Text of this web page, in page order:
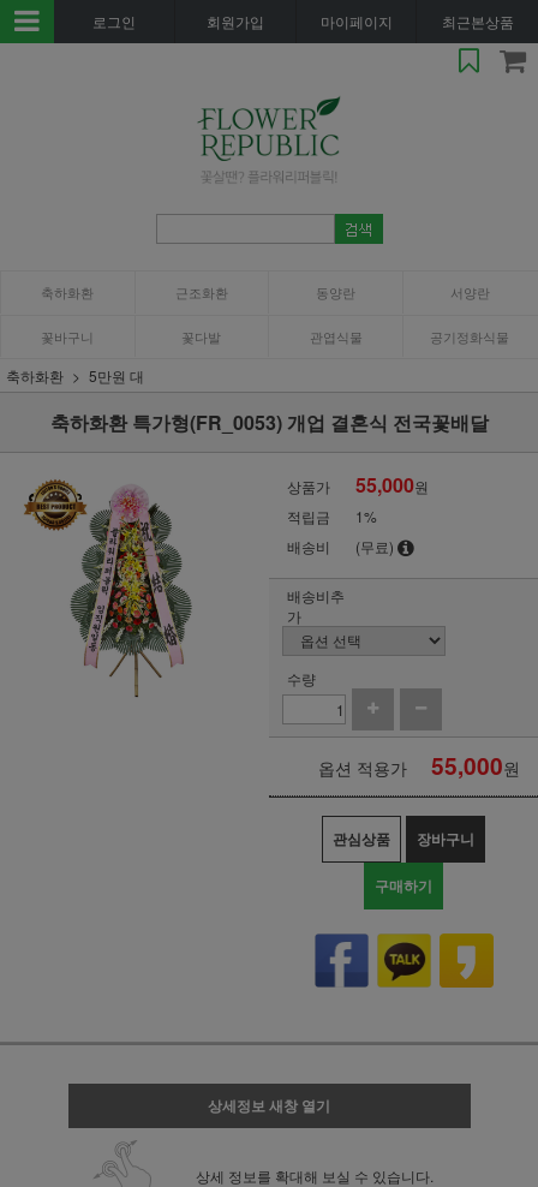
로그인 회원가입 마이페이지 최근본상품
축하화환 근조화환 동양란 서양란
꽃바구니 꽃다발 관엽식물 공기정화식물
축하화환 5만원 대
축하화환 특가형(FR_0053) 개업 결혼식 전국꽃배달
상품가 55,000원
적립금
1%
배송비
(무료)
배송비추
가
수량
옵션 적용가 55,000원
관심상품 장바구니
구매하기
상세정보 새창 열기
상세 정보를 확대해 보실 수 있습니다.